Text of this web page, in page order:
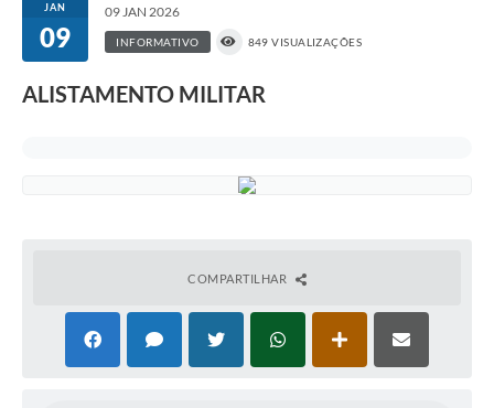
JAN
09
09 JAN 2026
INFORMATIVO 849 VISUALIZAÇÕES
ALISTAMENTO MILITAR
COMPARTILHAR